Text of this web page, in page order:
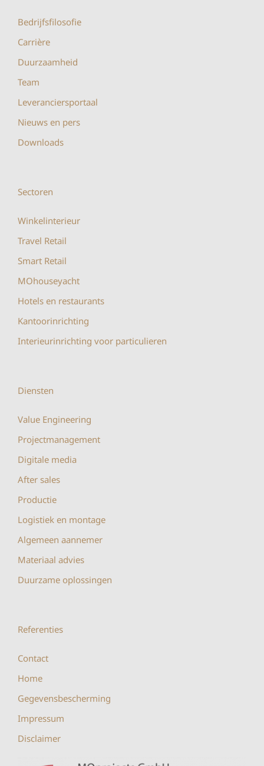
Bedrijfsfilosofie
Carrière
Duurzaamheid
Team
Leveranciersportaal
Nieuws en pers
Downloads
Sectoren
Winkelinterieur
Travel Retail
Smart Retail
MOhouseyacht
Hotels en restaurants
Kantoorinrichting
Interieurinrichting voor particulieren
Diensten
Value Engineering
Projectmanagement
Digitale media
After sales
Productie
Logistiek en montage
Algemeen aannemer
Materiaal advies
Duurzame oplossingen
Referenties
Contact
Home
Gegevensbescherming
Impressum
Disclaimer